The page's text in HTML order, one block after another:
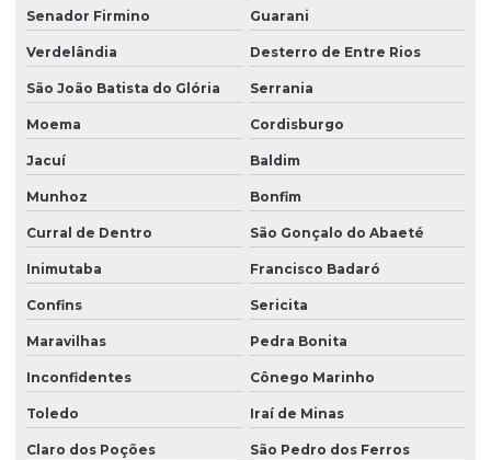
Senador Firmino Guarani
Verdelândia Desterro de Entre Rios
São João Batista do Glória Serrania
Moema Cordisburgo
Jacuí Baldim
Munhoz Bonfim
Curral de Dentro São Gonçalo do Abaeté
Inimutaba Francisco Badaró
Confins Sericita
Maravilhas Pedra Bonita
Inconfidentes Cônego Marinho
Toledo Iraí de Minas
Claro dos Poções São Pedro dos Ferros